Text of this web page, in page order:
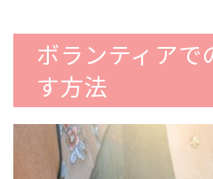
ボランティアで
す方法